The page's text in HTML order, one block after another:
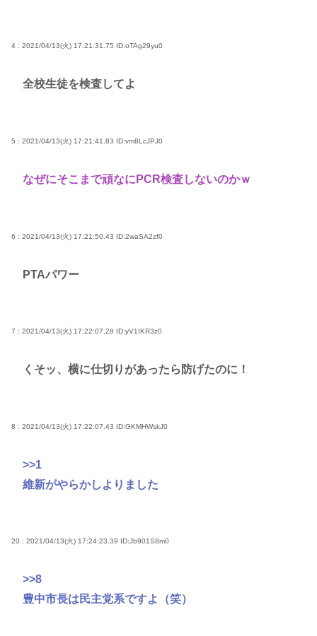
4 : 2021/04/13(火) 17:21:31.75 ID:oTAg29yu0
全校生徒を検査してよ
5 : 2021/04/13(火) 17:21:41.83 ID:vm8LcJPJ0
なぜにそこまで頑なにPCR検査しないのかｗ
6 : 2021/04/13(火) 17:21:50.43 ID:2waSA2zf0
PTAパワー
7 : 2021/04/13(火) 17:22:07.28 ID:yV1IKR3z0
くそッ、横に仕切りがあったら防げたのに！
8 : 2021/04/13(火) 17:22:07.43 ID:GKMHWskJ0
>>1
維新がやらかしよりました
20 : 2021/04/13(火) 17:24:23.39 ID:Jb901S8m0
>>8
豊中市長は民主党系ですよ（笑）